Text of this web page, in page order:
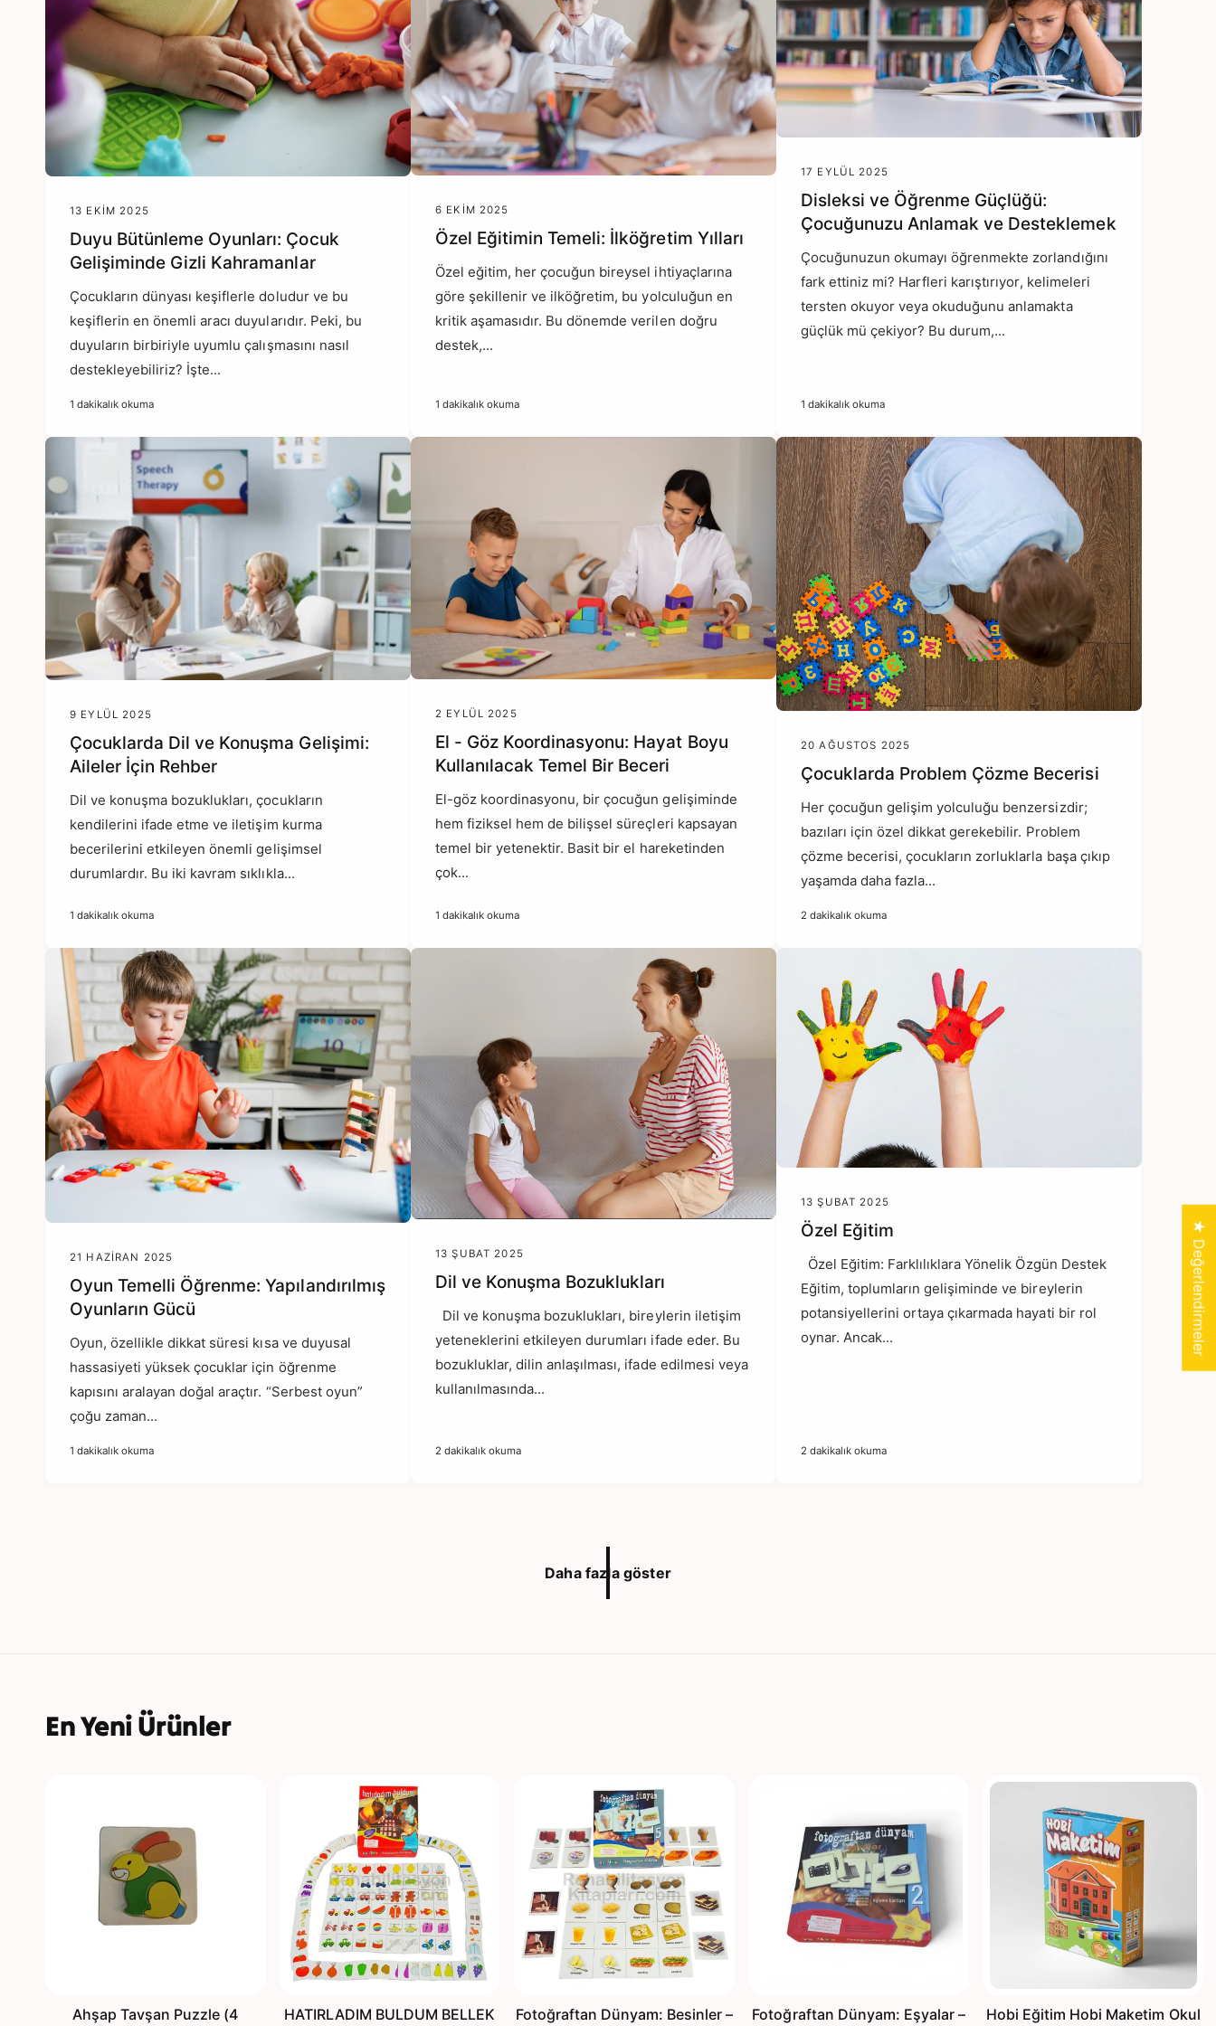
n
m
a
y
a
p
ı
13 EKIM 2025
Duyu Bütünleme Oyunları: Çocuk
Gelişiminde Gizli Kahramanlar
Çocukların dünyası keşiflerle doludur ve bu
keşiflerin en önemli aracı duyularıdır. Peki, bu
duyuların birbiriyle uyumlu çalışmasını nasıl
destekleyebiliriz? İşte...
1 dakikalık okuma
6 EKIM 2025
Özel Eğitimin Temeli: İlköğretim Yılları
Özel eğitim, her çocuğun bireysel ihtiyaçlarına
göre şekillenir ve ilköğretim, bu yolculuğun en
kritik aşamasıdır. Bu dönemde verilen doğru
destek,...
1 dakikalık okuma
17 EYLÜL 2025
Disleksi ve Öğrenme Güçlüğü:
Çocuğunuzu Anlamak ve Desteklemek
Çocuğunuzun okumayı öğrenmekte zorlandığını
fark ettiniz mi? Harfleri karıştırıyor, kelimeleri
tersten okuyor veya okuduğunu anlamakta
güçlük mü çekiyor? Bu durum,...
1 dakikalık okuma
9 EYLÜL 2025
Çocuklarda Dil ve Konuşma Gelişimi:
Aileler İçin Rehber
Dil ve konuşma bozuklukları, çocukların
kendilerini ifade etme ve iletişim kurma
becerilerini etkileyen önemli gelişimsel
durumlardır. Bu iki kavram sıklıkla...
1 dakikalık okuma
2 EYLÜL 2025
El - Göz Koordinasyonu: Hayat Boyu
Kullanılacak Temel Bir Beceri
El-göz koordinasyonu, bir çocuğun gelişiminde
hem fiziksel hem de bilişsel süreçleri kapsayan
temel bir yetenektir. Basit bir el hareketinden
çok...
1 dakikalık okuma
20 AĞUSTOS 2025
Çocuklarda Problem Çözme Becerisi
Her çocuğun gelişim yolculuğu benzersizdir;
bazıları için özel dikkat gerekebilir. Problem
çözme becerisi, çocukların zorluklarla başa çıkıp
yaşamda daha fazla...
2 dakikalık okuma
21 HAZIRAN 2025
Oyun Temelli Öğrenme: Yapılandırılmış
Oyunların Gücü
Oyun, özellikle dikkat süresi kısa ve duyusal
hassasiyeti yüksek çocuklar için öğrenme
kapısını aralayan doğal araçtır. “Serbest oyun”
çoğu zaman...
1 dakikalık okuma
13 ŞUBAT 2025
Dil ve Konuşma Bozuklukları
Dil ve konuşma bozuklukları, bireylerin iletişim
yeteneklerini etkileyen durumları ifade eder. Bu
bozukluklar, dilin anlaşılması, ifade edilmesi veya
kullanılmasında...
2 dakikalık okuma
13 ŞUBAT 2025
Özel Eğitim
Özel Eğitim: Farklılıklara Yönelik Özgün Destek
Eğitim, toplumların gelişiminde ve bireylerin
potansiyellerini ortaya çıkarmada hayati bir rol
oynar. Ancak...
2 dakikalık okuma
Daha fazla göster
En Yeni Ürünler
Ahşap Tavşan Puzzle (4
HATIRLADIM BULDUM BELLEK
Fotoğraftan Dünyam: Besinler –
Fotoğraftan Dünyam: Eşyalar –
Hobi Eğitim Hobi Maketim Okul
★ Değerlendirmeler